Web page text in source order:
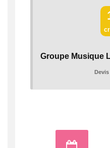
Groupe Musique
Devis